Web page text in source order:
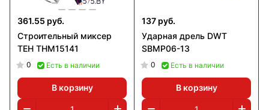
361.55 руб.
Строительный миксер
TEH THM15141
0 Есть в наличии
В корзину
137 руб.
Ударная дрель DWT
SBMP06-13
0 Есть в наличии
В корзину